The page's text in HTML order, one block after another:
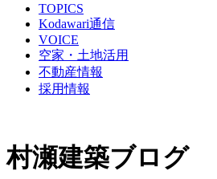
TOPICS
Kodawari通信
VOICE
空家・土地活用
不動産情報
採用情報
村瀬建築ブログ